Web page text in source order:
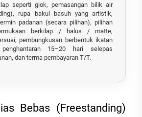
seperti giok, pemasangan bilik air
rupa bakul basuh yang artistik,
padanan (secara pilihan), pilihan
berkilap / halus / matte,
pembungkusan berbentuk ikatan
15–20 hari selepas
dan terma pembayaran T/T.
Bebas (Freestanding)